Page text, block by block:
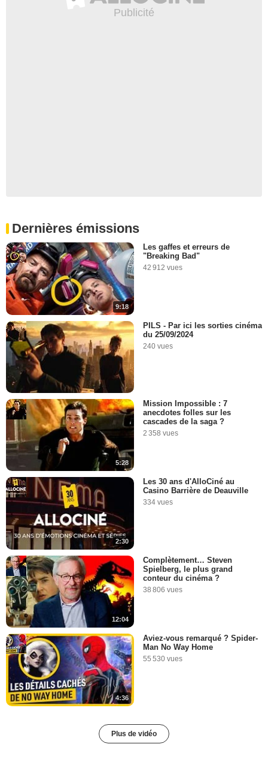
Dernières émissions
9:18
Les gaffes et erreurs de
"Breaking Bad"
42 912 vues
PILS - Par ici les sorties cinéma
du 25/09/2024
240 vues
5:28
Mission Impossible : 7
anecdotes folles sur les
cascades de la saga ?
2 358 vues
2:30
Les 30 ans d'AlloCiné au
Casino Barrière de Deauville
334 vues
12:04
Complètement… Steven
Spielberg, le plus grand
conteur du cinéma ?
38 806 vues
4:36
Aviez-vous remarqué ? Spider-
Man No Way Home
55 530 vues
Plus de vidéo